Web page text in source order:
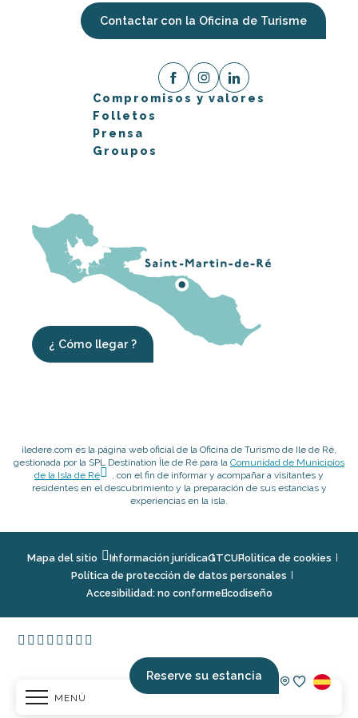
MENÚ
Reserve su estancia
Contactar con la Oficina de Turisme
Compromisos y valores
Folletos
Prensa
Groupos
¿ Cómo llegar ?
iledere.com es la página web oficial de la Oficina de Turismo de Ile de Ré,
gestionada por la SPL Destination Île de Ré para la Comunidad de Municipios
de la Isla de Ré
, con el fin de informar y acompañar a visitantes y
residentes en el descubrimiento y la preparación de sus estancias y
experiencias en la isla.
Mapa del sitio Información jurídicaGTCUPolitica de cookies
Política de protección de datos personales
Accesibilidad: no conformeEcodiseño